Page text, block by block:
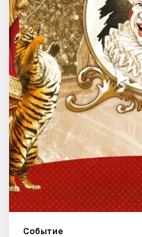
Площадки
Артисты
Рейтинги
Событие